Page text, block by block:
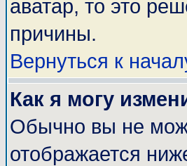
аватар, то это
причины.
Вернуться к
Как я могу
Обычно вы не
отображается